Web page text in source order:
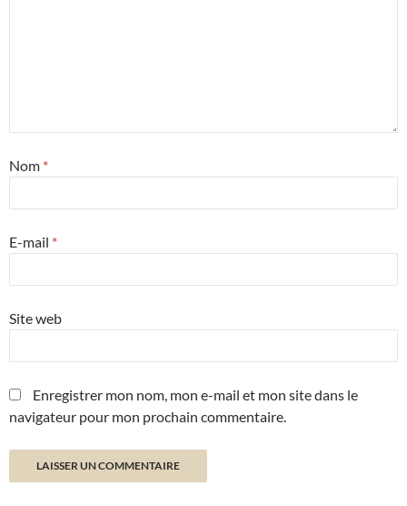
Nom *
E-mail *
Site web
Enregistrer mon nom, mon e-mail et mon site dans le
navigateur pour mon prochain commentaire.